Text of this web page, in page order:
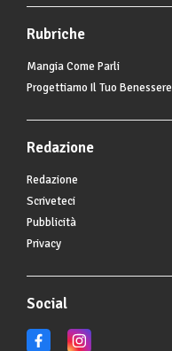
Rubriche
Mangia Come Parli
Progettiamo Il Tuo Benessere
Redazione
Redazione
Scriveteci
Pubblicità
Privacy
Social